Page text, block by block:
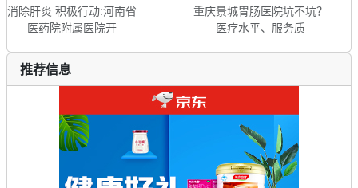
消除肝炎 积极行动:河南省
医药院附属医院开
重庆景城胃肠医院坑不坑？
医疗水平、服务质
推荐信息